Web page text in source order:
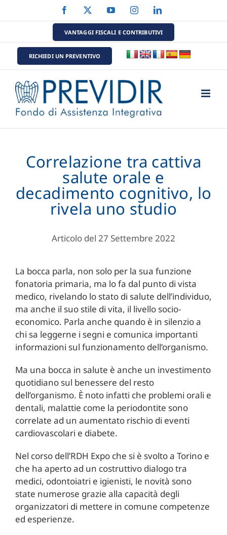
al
Facebook YouTubeInstagramLinkedIn
VANTAGGI FISCALI E CONTRIBUTIVI
RICHIEDI UN PREVENTIVO
Correlazione tra cattiva
salute orale e
decadimento cognitivo, lo
rivela uno studio
Articolo del 27 Settembre 2022
La bocca parla, non solo per la sua funzione
fonatoria primaria, ma lo fa dal punto di vista
medico, rivelando lo stato di salute dell’individuo,
ma anche il suo stile di vita, il livello socio-
economico. Parla anche quando è in silenzio a
chi sa leggerne i segni e comunica importanti
informazioni sul funzionamento dell’organismo.
Ma una bocca in salute è anche un investimento
quotidiano sul benessere del resto
dell’organismo. È noto infatti che problemi orali e
dentali, malattie come la periodontite sono
correlate ad un aumentato rischio di eventi
cardiovascolari e diabete.
Nel corso dell’RDH Expo che si è svolto a Torino e
che ha aperto ad un costruttivo dialogo tra
medici, odontoiatri e igienisti, le novità sono
state numerose grazie alla capacità degli
organizzatori di mettere in comune competenze
ed esperienze.